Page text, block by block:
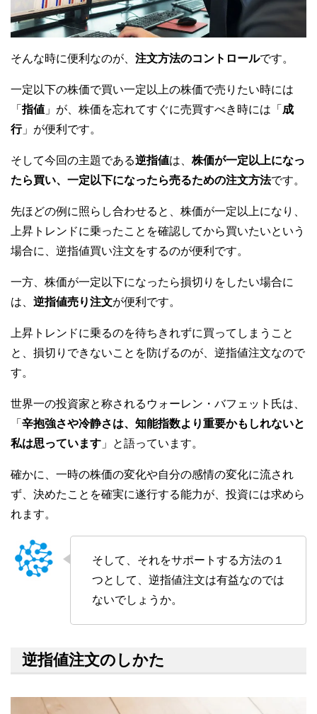
そんな時に便利なのが、 注文方法のコントロールです。
一定以下の株価で買い一定以上の株価で売りたい時には
「指値 」が、株価を忘れてすぐに売買すべき時には「 成
行」が便利です。
そして今回の主題である逆指値は、 株価が一定以上になっ
たら買い、一定以下になったら売るための注文方法です。
先ほどの例に照らし合わせると、株価が一定以上になり、
上昇トレンドに乗ったことを確認してから買いたいという
場合に、逆指値買い注文をするのが便利です。
一方、株価が一定以下になったら損切りをしたい場合に
は、 逆指値売り注文が便利です。
上昇トレンドに乗るのを待ちきれずに買ってしまうこと
と、損切りできないことを防げるのが、逆指値注文なので
す。
世界一の投資家と称されるウォーレン・バフェット氏は、
「 辛抱強さや冷静さは、知能指数より重要かもしれないと
私は思っています 」と語っています。
確かに、一時の株価の変化や自分の感情の変化に流され
ず、決めたことを確実に遂行する能力が、投資には求めら
れます。
そして、それをサポートする方法の１
つとして、逆指値注文は有益なのでは
ないでしょうか。
逆指値注文のしかた